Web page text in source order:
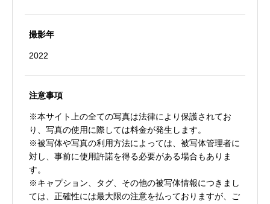
撮影年
2022
注意事項
※本サイト上の全ての写真は法律により保護されてお
り、写真の使用に際しては料金が発生します。
※被写体や写真の利用方法によっては、被写体管理者に
対し、事前に使用許諾を得る必要がある場合もありま
す。
※キャプション、タグ、その他の被写体情報につきまし
ては、正確性には最大限の注意を払っておりますが、ご